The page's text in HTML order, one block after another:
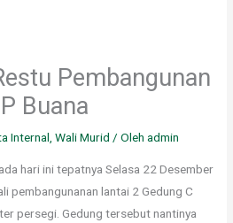
Pembangunan
Buana
Internal ,Wali Murid / Olehadmin
hari ini tepatnya Selasa 22 Desember
pembangunanan lantai 2 Gedung C
persegi. Gedung tersebut nantinya